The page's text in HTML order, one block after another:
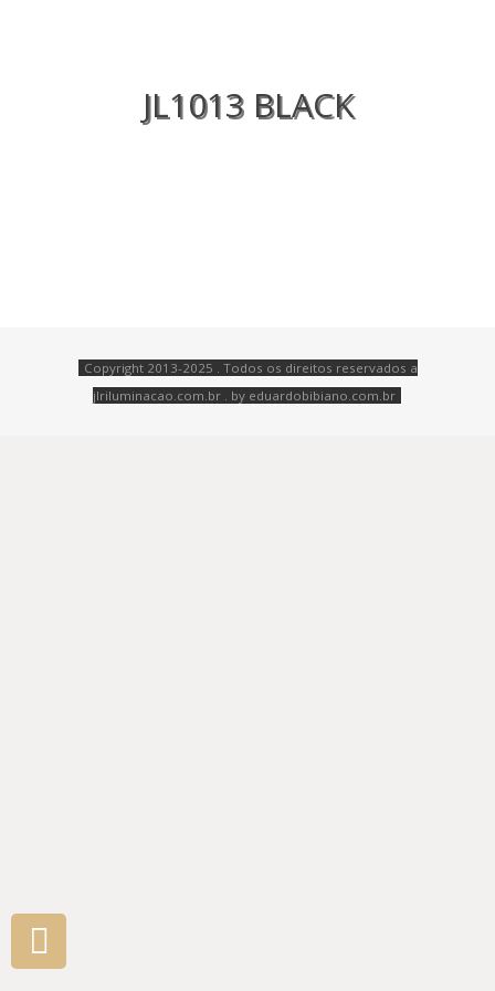
JL1013 BLACK
Copyright 2013-2025 . Todos os direitos reservados a
jlriluminacao.com.br . by eduardobibiano.com.br